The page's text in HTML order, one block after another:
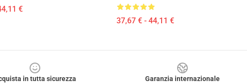
€
37,67 € - 44,11 €
in tutta sicurezza
Garanzia internazionale